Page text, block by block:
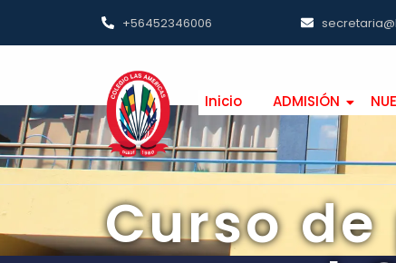
+56452346006
Inicio ADMISIÓN
Curso